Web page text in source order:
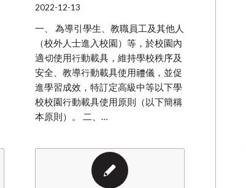
2022-12-13
一、 為導引學生、教職員工及其他人
（校外人士進入校園）等，於校園內
適切使用行動載具，維持學校秩序及
安全、教導行動載具使用禮儀，並促
進學習成效，特訂定高級中等以下學
校校園行動載具使用原則（以下簡稱
本原則）。 二、…